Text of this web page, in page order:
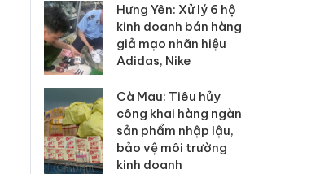
Hưng Yên: Xử lý 6 hộ
kinh doanh bán hàng
giả mạo nhãn hiệu
Adidas, Nike
Cà Mau: Tiêu hủy
công khai hàng ngàn
sản phẩm nhập lậu,
bảo vệ môi trường
kinh doanh